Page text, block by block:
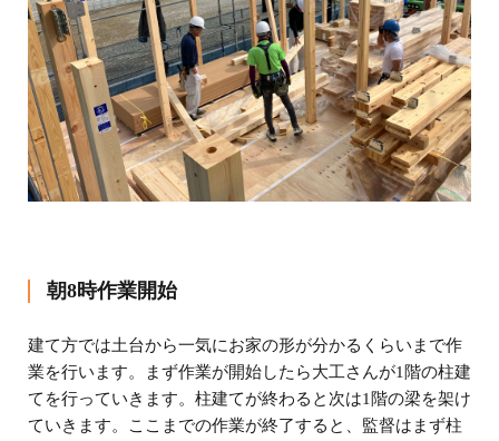
朝8時作業開始
建て方では土台から一気にお家の形が分かるくらいまで作
業を行います。まず作業が開始したら大工さんが1階の柱建
てを行っていきます。柱建てが終わると次は1階の梁を架け
ていきます。ここまでの作業が終了すると、監督はまず柱